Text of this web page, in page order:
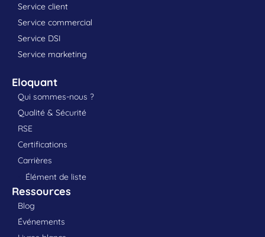
Service client
Service commercial
Service DSI
Service marketing
Eloquant
Qui sommes-nous ?
Qualité & Sécurité
RSE
Certifications
Carrières
Élément de liste
Ressources
Blog
Événements